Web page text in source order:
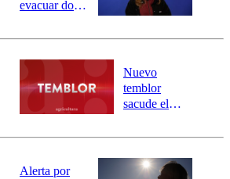
evacuar dos
Carahue por
río Damas:
activa
mensajería
SAE
Nuevo
temblor
sacude el
revisa la
epicentro
Alerta por